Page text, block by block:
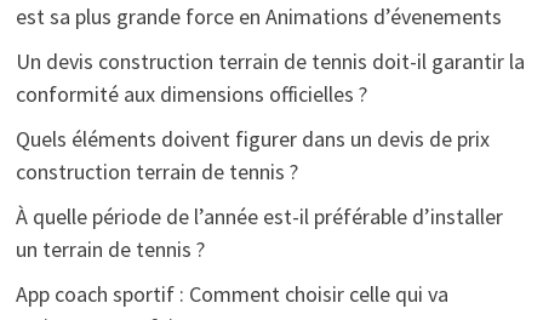
est sa plus grande force en Animations d’évenements
Un devis construction terrain de tennis doit-il garantir la
conformité aux dimensions officielles ?
Quels éléments doivent figurer dans un devis de prix
construction terrain de tennis ?
À quelle période de l’année est-il préférable d’installer
un terrain de tennis ?
App coach sportif : Comment choisir celle qui va